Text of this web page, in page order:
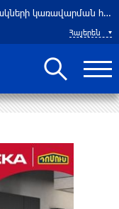
Բելառուսում պակասում է ԽՍՀՄ ժամանակների կառավարման համակարգը․ Լուկաշենկո
Հայերեն